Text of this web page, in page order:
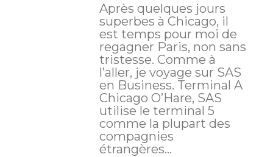
Après quelques jours
superbes à Chicago, il
est temps pour moi de
regagner Paris, non sans
tristesse. Comme à
l’aller, je voyage sur SAS
en Business. Terminal A
Chicago O’Hare, SAS
utilise le terminal 5
comme la plupart des
compagnies
étrangères...